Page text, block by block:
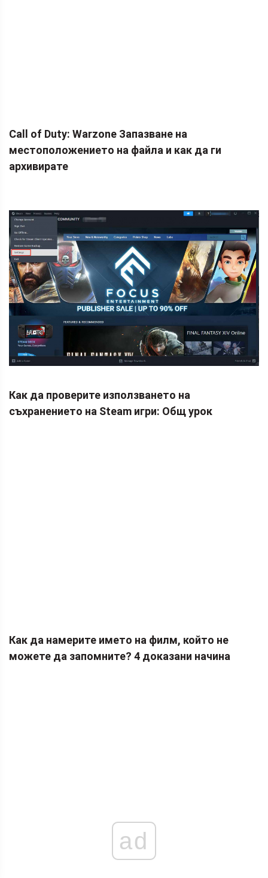
Call of Duty: Warzone Запазване на
местоположението на файла и как да ги
архивирате
Как да проверите използването на
съхранението на Steam игри: Общ урок
Как да намерите името на филм, който не
можете да запомните? 4 доказани начина
ad